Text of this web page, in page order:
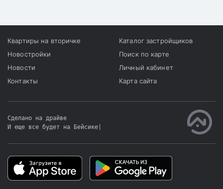
Квартиры на вторичке
Новостройки
Новости
Контакты
Каталог застройщиков
Поиск по карте
Личный кабинет
Карта сайта
Сделано на драйве
И еще все будет на Бейсике